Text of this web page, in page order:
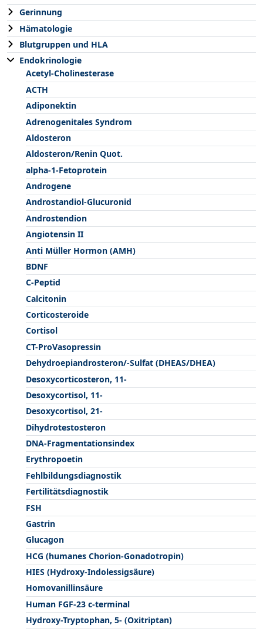
Gerinnung
Hämatologie
Blutgruppen und HLA
Endokrinologie
Acetyl-Cholinesterase
ACTH
Adiponektin
Adrenogenitales Syndrom
Aldosteron
Aldosteron/Renin Quot.
alpha-1-Fetoprotein
Androgene
Androstandiol-Glucuronid
Androstendion
Angiotensin II
Anti Müller Hormon (AMH)
BDNF
C-Peptid
Calcitonin
Corticosteroide
Cortisol
CT-ProVasopressin
Dehydroepiandrosteron/-Sulfat (DHEAS/DHEA)
Desoxycorticosteron, 11-
Desoxycortisol, 11-
Desoxycortisol, 21-
Dihydrotestosteron
DNA-Fragmentationsindex
Erythropoetin
Fehlbildungsdiagnostik
Fertilitätsdiagnostik
FSH
Gastrin
Glucagon
HCG (humanes Chorion-Gonadotropin)
HIES (Hydroxy-Indolessigsäure)
Homovanillinsäure
Human FGF-23 c-terminal
Hydroxy-Tryptophan, 5- (Oxitriptan)